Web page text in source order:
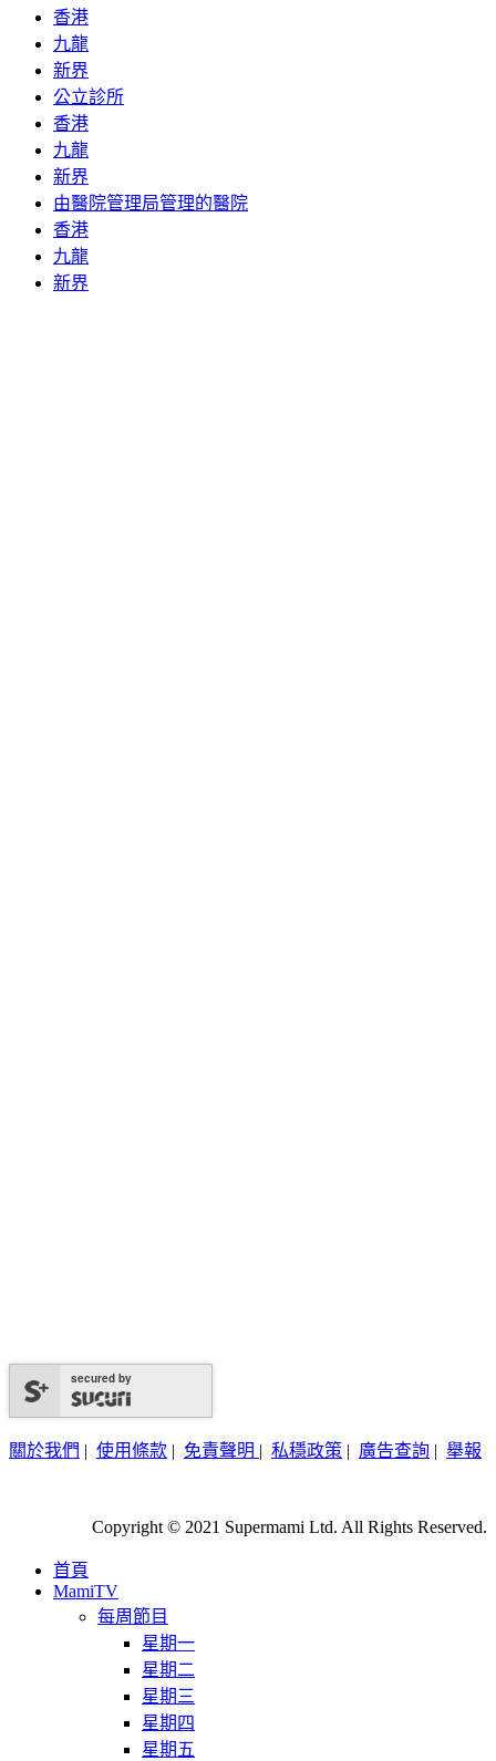
香港
九龍
新界
公立診所
香港
九龍
新界
由醫院管理局管理的醫院
香港
九龍
新界
secured by
關於我們 | 使用條款 | 免責聲明 | 私穩政策 | 廣告查詢 | 舉報
Copyright © 2021 Supermami Ltd. All Rights Reserved.
首頁
MamiTV
每周節目
星期一
星期二
星期三
星期四
星期五